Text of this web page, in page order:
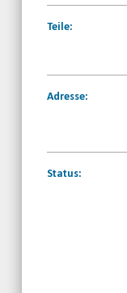
Teile:
Adresse:
Status: